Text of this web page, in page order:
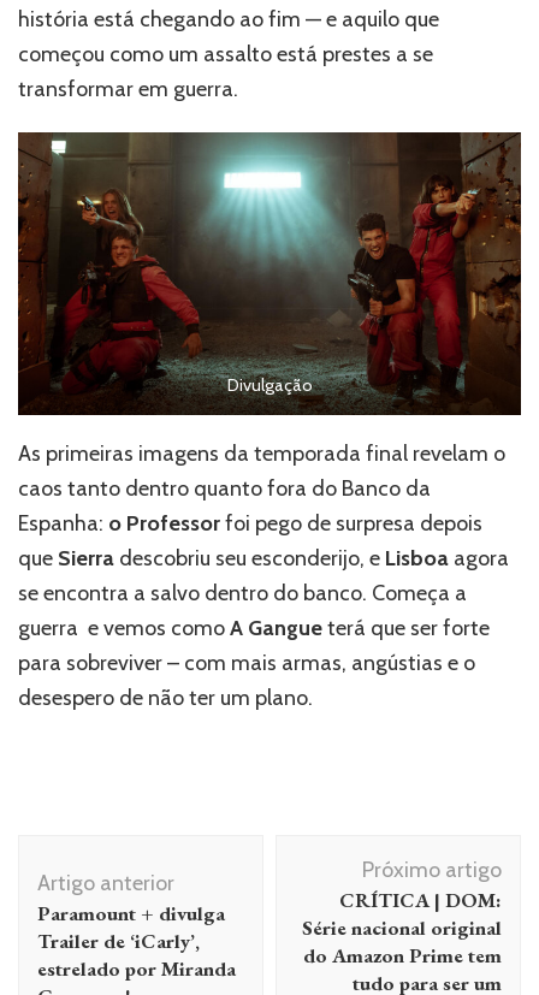
história está chegando ao fim — e aquilo que
começou como um assalto está prestes a se
transformar em guerra.
Divulgação
As primeiras imagens da temporada final revelam o
caos tanto dentro quanto fora do Banco da
Espanha: o Professorfoi pego de surpresa depois
que Sierra descobriu seu esconderijo, e Lisboa agora
se encontra a salvo dentro do banco. Começa a
guerra e vemos comoA Gangueterá que ser forte
para sobreviver – com mais armas, angústias e o
desespero de não ter um plano.
de
post
Artigo anterior
Paramount + divulga
Trailer de ‘iCarly’,
estrelado por Miranda
Próximo artigo
CRÍTICA | DOM:
Série nacional original
do Amazon Prime tem
tudo para ser um